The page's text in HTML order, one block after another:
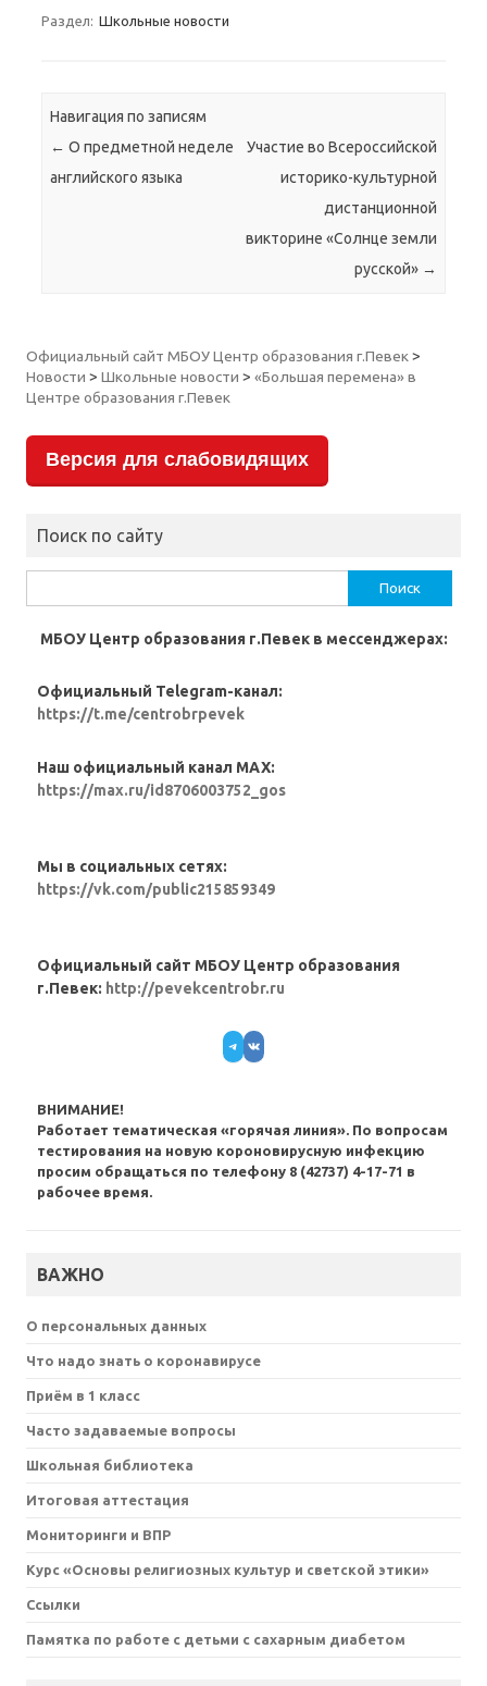
Раздел: Школьные новости
Навигация по записям
← О предметной неделе
английского языка
Участие во Всероссийской
историко-культурной
дистанционной
викторине «Солнце земли
русской» →
Официальный сайт МБОУ Центр образования г.Певек>
Новости > Школьные новости > «Большая перемена» в
Центре образования г.Певек
Версия для слабовидящих
Поиск по сайту
МБОУ Центр образования г.Певек в мессенджерах:
Официальный Telegram-канал:
https://t.me/centrobrpevek
Наш официальный канал MAX:
https://max.ru/id8706003752_gos
Мы в социальных сетях:
https://vk.com/public215859349
Официальный сайт МБОУ Центр образования
г.Певек: http://pevekcentrobr.ru
Telegram
VK
ВНИМАНИЕ!
Работает тематическая «горячая линия». По вопросам
тестирования на новую короновирусную инфекцию
просим обращаться по телефону 8 (42737) 4-17-71 в
рабочее время.
ВАЖНО
О персональных данных
Что надо знать о коронавирусе
Приём в 1 класс
Часто задаваемые вопросы
Школьная библиотека
Итоговая аттестация
Мониторинги и ВПР
Курс «Основы религиозных культур и светской этики»
Ссылки
Памятка по работе с детьми с сахарным диабетом